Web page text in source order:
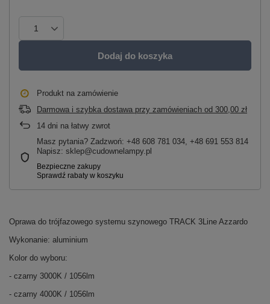
Dodaj do koszyka
Produkt na zamówienie
Darmowa i szybka dostawa przy zamówieniach od 300,00 zł
14 dni na łatwy zwrot
Masz pytania? Zadzwoń: +48 608 781 034, +48 691 553 814
Napisz: sklep@cudownelampy.pl
Oprawa do trójfazowego systemu szynowego TRACK 3Line Azzardo
Wykonanie: aluminium
Kolor do wyboru:
- czarny 3000K / 1056lm
- czarny 4000K / 1056lm